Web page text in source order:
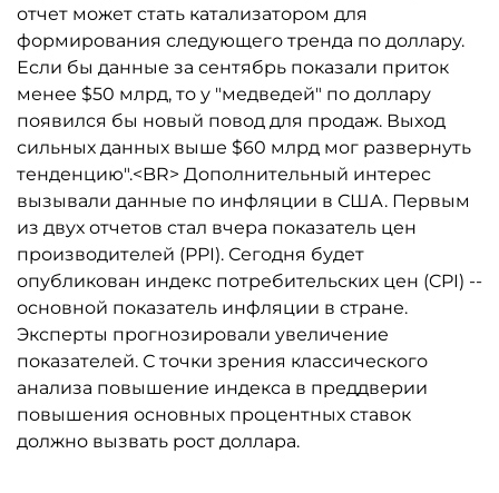
отчет может стать катализатором для
формирования следующего тренда по доллару.
Если бы данные за сентябрь показали приток
менее $50 млрд, то у "медведей" по доллару
появился бы новый повод для продаж. Выход
сильных данных выше $60 млрд мог развернуть
тенденцию".<BR> Дополнительный интерес
вызывали данные по инфляции в США. Первым
из двух отчетов стал вчера показатель цен
производителей (PPI). Сегодня будет
опубликован индекс потребительских цен (CPI) --
основной показатель инфляции в стране.
Эксперты прогнозировали увеличение
показателей. С точки зрения классического
анализа повышение индекса в преддверии
повышения основных процентных ставок
должно вызвать рост доллара.